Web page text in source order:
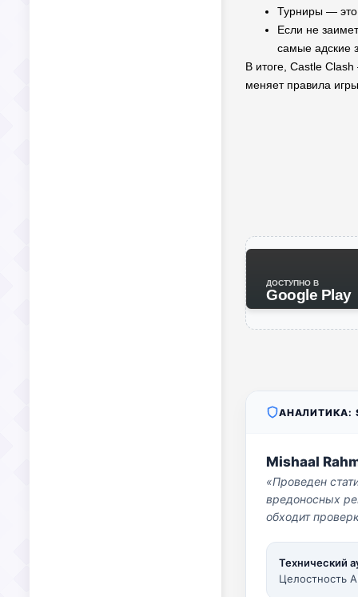
Турниры — это
Если не
самые адские
В итоге, Castle
меняет правила
ДОСТУПНО В
Google Play
АНАЛИТИКА:
Mishaal
«Проведен
вредоносных
обходит
Технический
Целостность